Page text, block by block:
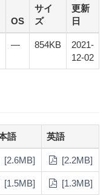
OS
サイ
ズ
更新
日
— 854KB
2021-
12-02
語 英語
[2.6MB] [2.2MB]
[1.5MB] [1.3MB]